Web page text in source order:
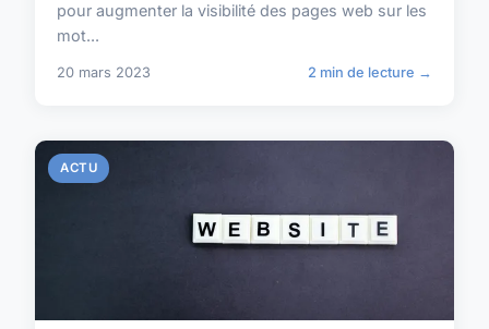
pour augmenter la visibilité des pages web sur les
mot...
20 mars 2023 2 min de lecture →
ACTU